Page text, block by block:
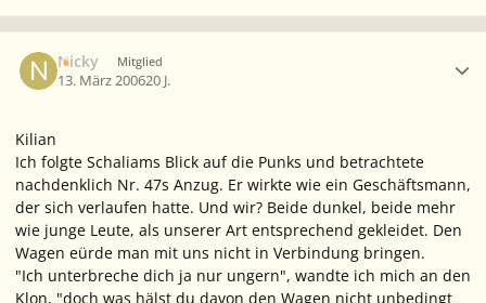
Nicky Mitglied
13. März 200620 J.
Kilian
Ich folgte Schaliams Blick auf die Punks und betrachtete
nachdenklich Nr. 47s Anzug. Er wirkte wie ein Geschäftsmann,
der sich verlaufen hatte. Und wir? Beide dunkel, beide mehr
wie junge Leute, als unserer Art entsprechend gekleidet. Den
Wagen eürde man mit uns nicht in Verbindung bringen.
"Ich unterbreche dich ja nur ungern", wandte ich mich an den
Klon, "doch was hälst du davon den Wagen nicht unbedingt